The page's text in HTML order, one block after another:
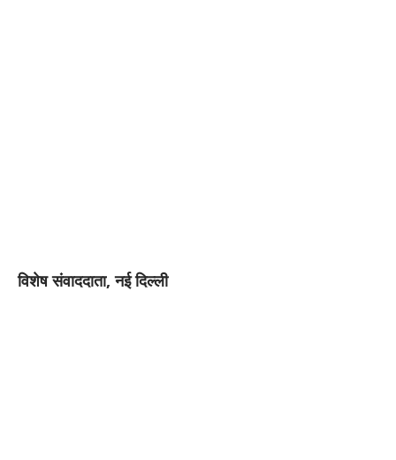
विशेष संवाददाता, नई दिल्ली